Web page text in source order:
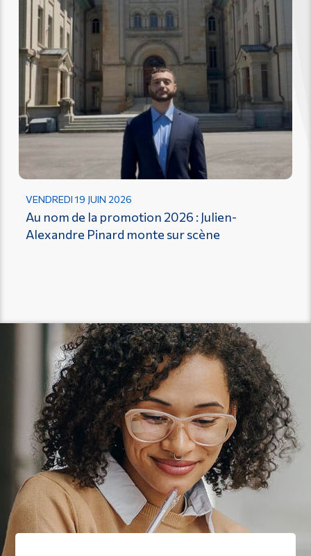
VENDREDI 19 JUIN 2026
Au nom de la promotion 2026 : Julien-
Alexandre Pinard monte sur scène